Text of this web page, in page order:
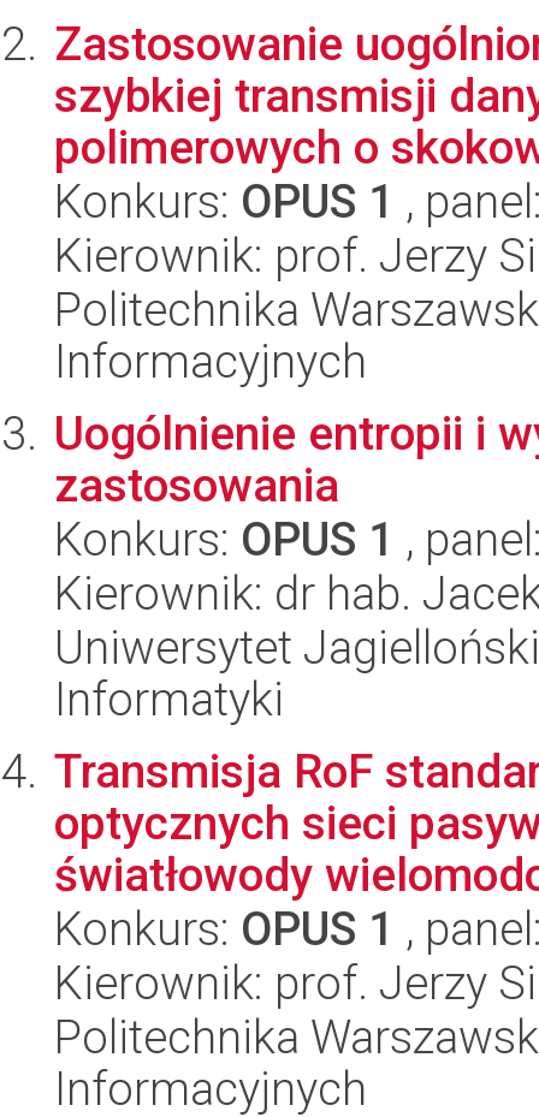
Zastosowanie
szybkiej transmisji
polimerowych o
Konkurs: OPUS 1 ,
Kierownik: prof. Jerzy
Politechnika
Informacyjnych
Uogólnienie entropii i
zastosowania
Konkurs: OPUS 1 ,
Kierownik: dr hab.
Uniwersytet
Informatyki
Transmisja RoF
optycznych sieci
światłowody
Konkurs: OPUS 1 ,
Kierownik: prof. Jerzy
Politechnika
Informacyjnych